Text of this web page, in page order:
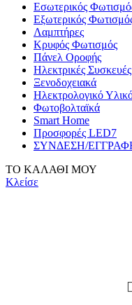
Εσωτερικός
Εξωτερικός
Λαμπτήρες
Κρυφός Φωτισμός
Πάνελ Οροφής
Ηλεκτρικές Συσκευές
Ξενοδοχειακά
Ηλεκτρολογικό
Φωτοβολταϊκά
Smart Home
Προσφορές LED7
ΣΥΝΔΕΣΗ/
ΤΟ ΚΑΛΑΘΙ ΜΟΥ
Κλείσε